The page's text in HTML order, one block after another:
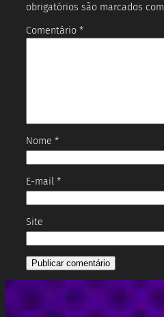
obrigatórios são marcados com
Comentário *
Nome *
E-mail *
Site